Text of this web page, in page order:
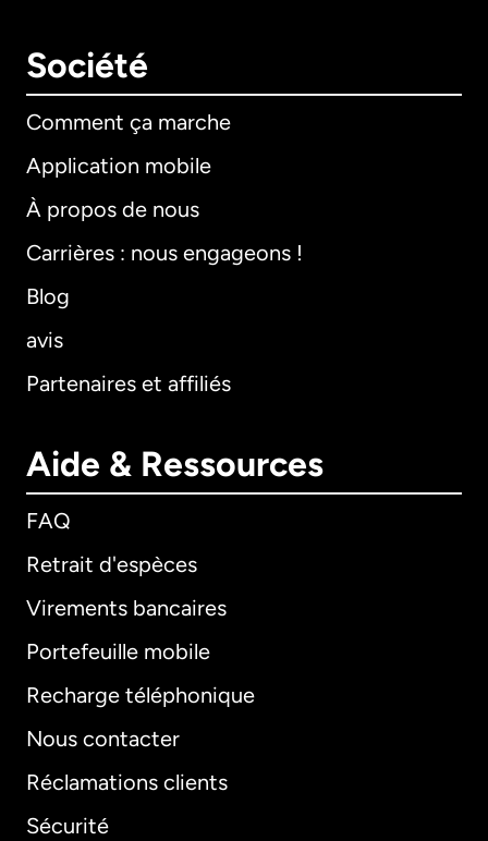
Société
Comment ça marche
Application mobile
À propos de nous
Carrières : nous engageons !
Blog
avis
Partenaires et affiliés
Aide & Ressources
FAQ
Retrait d'espèces
Virements bancaires
Portefeuille mobile
Recharge téléphonique
Nous contacter
Réclamations clients
Sécurité